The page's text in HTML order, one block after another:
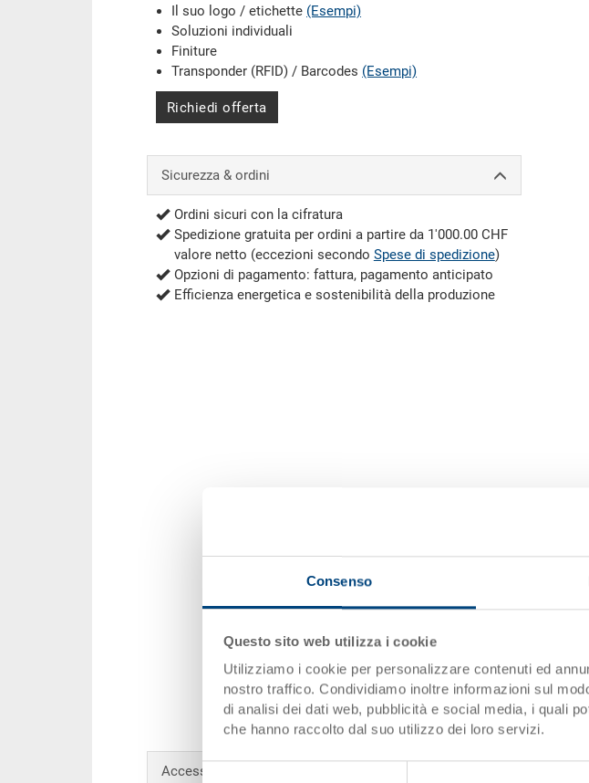
Consenso
Questo sito web utilizza i cookie
Utilizziamo i cookie per personalizzare contenuti ed
nostro traffico. Condividiamo inoltre informazioni sul
di analisi dei dati web, pubblicità e social media, i quali
che hanno raccolto dal suo utilizzo dei loro servizi.
Selezione
Il suo logo / etichette (Esempi)
Soluzioni individuali
Finiture
Transponder (RFID) / Barcodes (Esempi)
Richiedi offerta
Sicurezza & ordini
Ordini sicuri con la cifratura
Spedizione gratuita per ordini a partire da 1'000.00 CHF
valore netto (eccezioni secondo Spese di spedizione)
Opzioni di pagamento: fattura, pagamento anticipato
Efficienza energetica e sostenibilità della produzione
Accessori opzionali